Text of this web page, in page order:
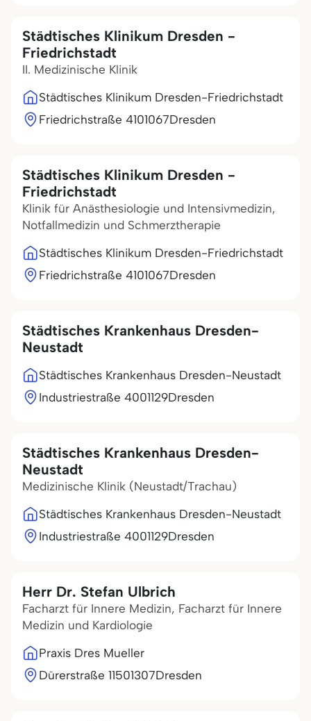
Städtisches Klinikum Dresden -
Friedrichstadt
II. Medizinische Klinik
Städtisches Klinikum Dresden-Friedrichstadt
Friedrichstraße 4101067Dresden
Städtisches Klinikum Dresden -
Friedrichstadt
Klinik für Anästhesiologie und Intensivmedizin,
Notfallmedizin und Schmerztherapie
Städtisches Klinikum Dresden-Friedrichstadt
Friedrichstraße 4101067Dresden
Städtisches Krankenhaus Dresden-
Neustadt
Städtisches Krankenhaus Dresden-Neustadt
Industriestraße 4001129Dresden
Städtisches Krankenhaus Dresden-
Neustadt
Medizinische Klinik (Neustadt/Trachau)
Städtisches Krankenhaus Dresden-Neustadt
Industriestraße 4001129Dresden
Herr Dr. Stefan Ulbrich
Facharzt für Innere Medizin, Facharzt für Innere
Medizin und Kardiologie
Praxis Dres Mueller
Dürerstraße 11501307Dresden